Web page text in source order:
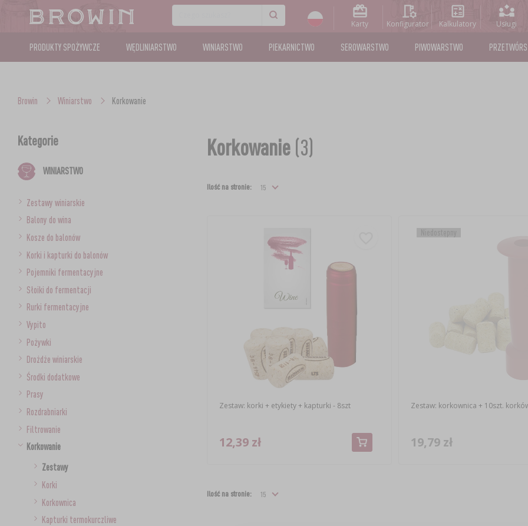
Karty Konfigurator Kalkulatory Usługi
PRODUKTY SPOŻYWCZE WĘDLINIARSTWO WINIARSTWO PIEKARNICTWO SEROWARSTWO PIWOWARSTWO
Browin Winiarstwo Korkowanie
Kategorie
WINIARSTWO
Zestawy winiarskie
Balony do wina
Kosze do balonów
Korki i kapturki do balonów
Pojemniki fermentacyjne
Słoiki do fermentacji
Rurki fermentacyjne
Vypito
Pożywki
Drożdże winiarskie
Środki dodatkowe
Prasy
Rozdrabniarki
Filtrowanie
Korkowanie
Zestawy
Korki
Korkownica
Kapturki termokurczliwe
Korkowanie(3)
Ilość na stronie:
Zestaw: korki + etykiety + kapturki - 8szt
12,39 zł
Zestaw: korkownica + 10szt.
19,79 zł
Ilość na stronie: